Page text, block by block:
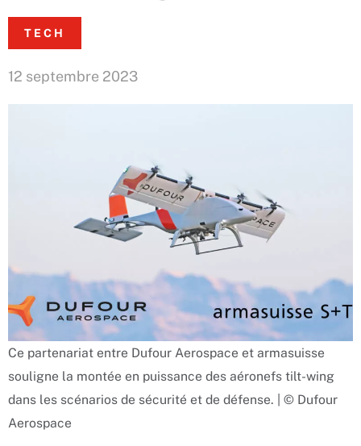
TECH
12 septembre 2023
Ce partenariat entre Dufour Aerospace et armasuisse
souligne la montée en puissance des aéronefs tilt-wing
dans les scénarios de sécurité et de défense. | © Dufour
Aerospace